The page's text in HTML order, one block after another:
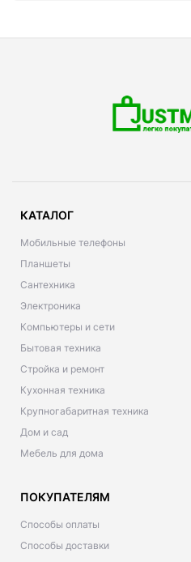
КАТАЛОГ
Мобильные телефоны
Планшеты
Сантехника
Электроника
Компьютеры и сети
Бытовая техника
Стройка и ремонт
Кухонная техника
Крупногабаритная техника
Дом и сад
Мебель для дома
ПОКУПАТЕЛЯМ
Способы оплаты
Способы доставки